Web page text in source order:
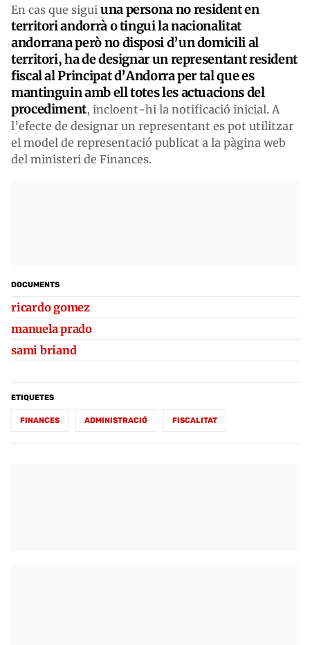
En cas que sigui una persona no resident en
territori andorrà o tingui la nacionalitat
andorrana però no disposi d’un domicili al
territori, ha de designar un representant resident
fiscal al Principat d’Andorra per tal que es
mantinguin amb ell totes les actuacions del
procediment, incloent-hi la notificació inicial. A
l’efecte de designar un representant es pot utilitzar
el model de representació publicat a la pàgina web
del ministeri de Finances.
DOCUMENTS
ricardo gomez
manuela prado
sami briand
ETIQUETES
FINANCES ADMINISTRACIÓ FISCALITAT